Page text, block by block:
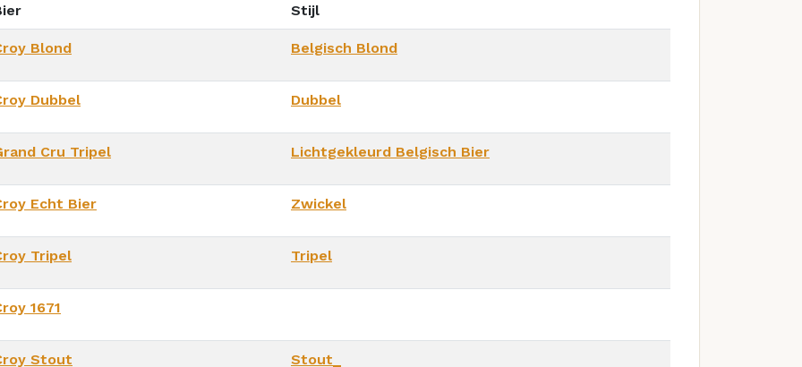
Stijl
Blond Belgisch Blond
Dubbel Dubbel
Cru Tripel Lichtgekleurd Belgisch Bier
Echt Bier Zwickel
Tripel Tripel
1671
Stout Stout_